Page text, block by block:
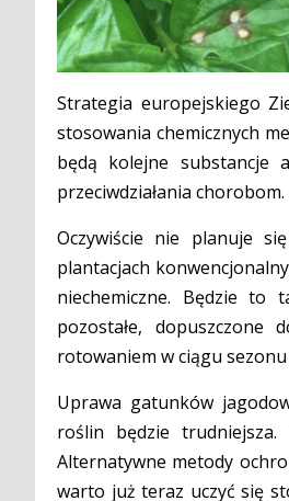
Strategia europejskiego
stosowania chemicznych
będą kolejne substancje
przeciwdziałania chorobom.
Oczywiście nie planuje
plantacjach
niechemiczne. Będzie to
pozostałe,
rotowaniem w ciągu
Uprawa gatunków
roślin będzie trudniejsza.
Alternatywne metody
warto już teraz uczyć się